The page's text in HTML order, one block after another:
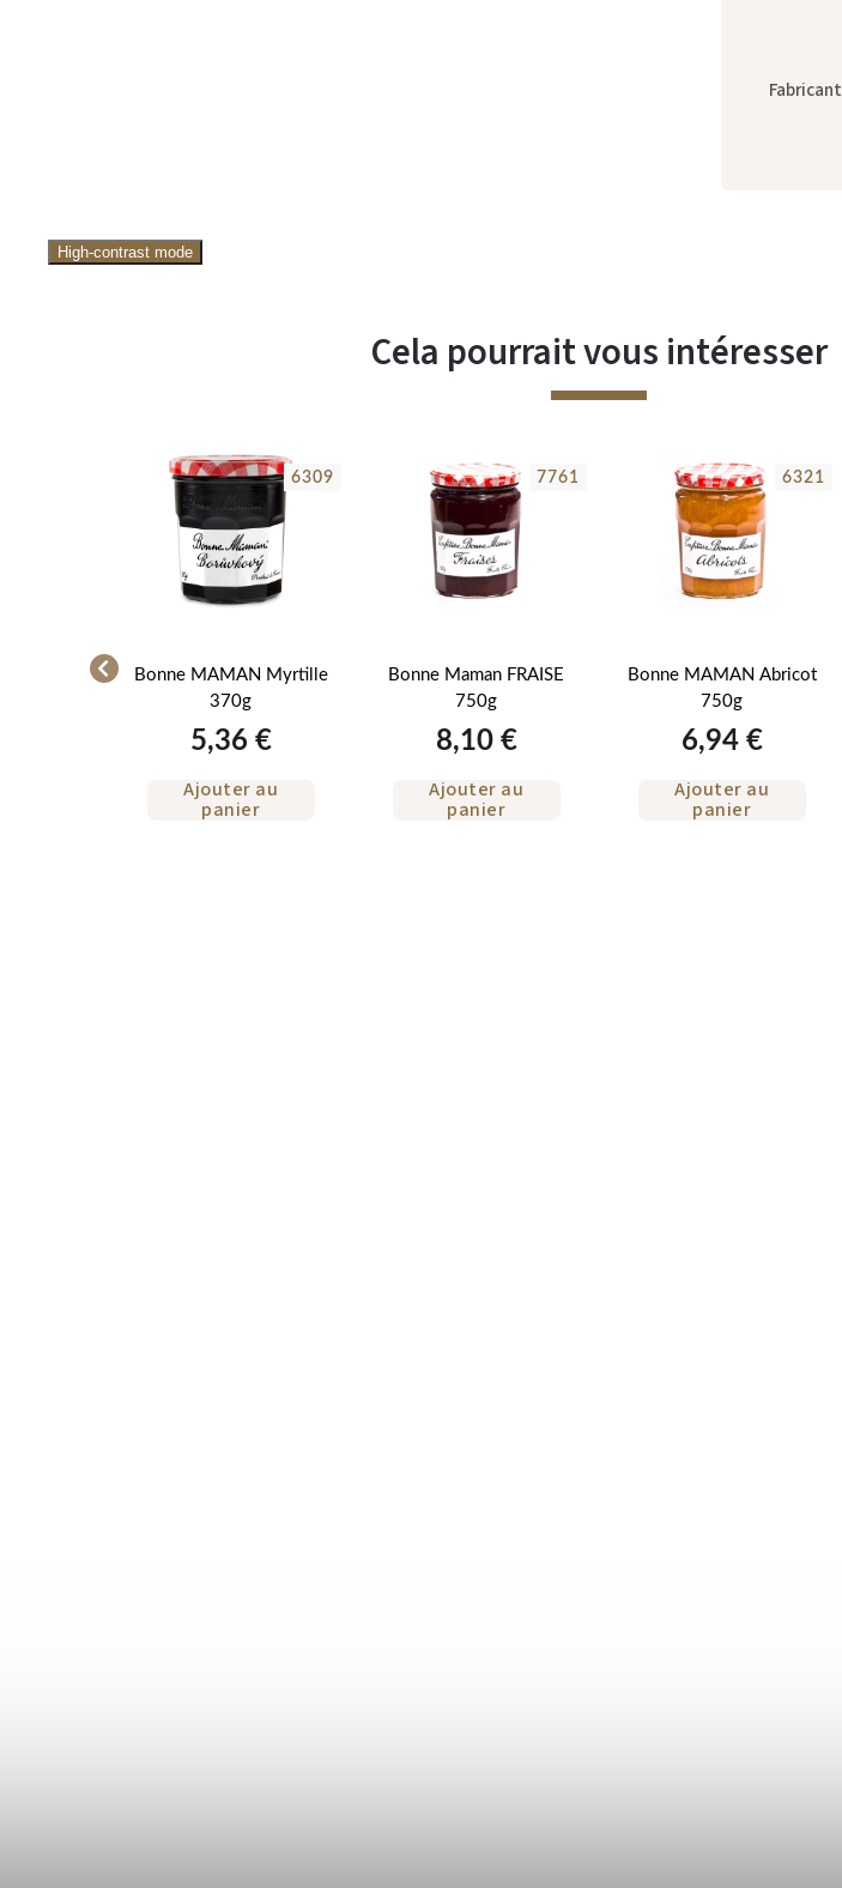
Fabricant
High-contrast mode
Cela pourrait vous intéresser
Bonne MAMAN Myrtille
370g
5,36 €
Ajouter au
panier
6309
Bonne Maman FRAISE
750g
8,10 €
Ajouter au
panier
7761
Bonne MAMAN Abricot
750g
6,94 €
Ajouter au
panier
6321